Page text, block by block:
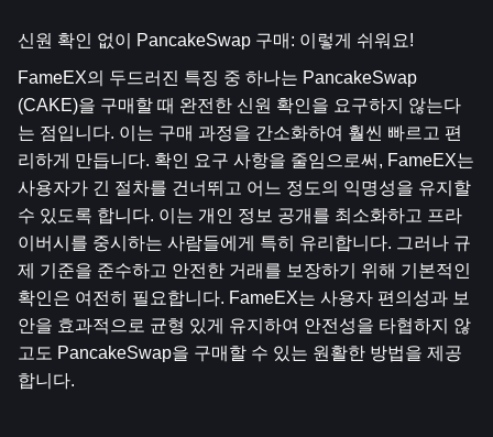
신원 확인 없이 PancakeSwap 구매: 이렇게 쉬워요!
FameEX의 두드러진 특징 중 하나는 PancakeSwap
(CAKE)을 구매할 때 완전한 신원 확인을 요구하지 않는다
는 점입니다. 이는 구매 과정을 간소화하여 훨씬 빠르고 편
리하게 만듭니다. 확인 요구 사항을 줄임으로써, FameEX는
사용자가 긴 절차를 건너뛰고 어느 정도의 익명성을 유지할
수 있도록 합니다. 이는 개인 정보 공개를 최소화하고 프라
이버시를 중시하는 사람들에게 특히 유리합니다. 그러나 규
제 기준을 준수하고 안전한 거래를 보장하기 위해 기본적인
확인은 여전히 필요합니다. FameEX는 사용자 편의성과 보
안을 효과적으로 균형 있게 유지하여 안전성을 타협하지 않
고도 PancakeSwap을 구매할 수 있는 원활한 방법을 제공
합니다.